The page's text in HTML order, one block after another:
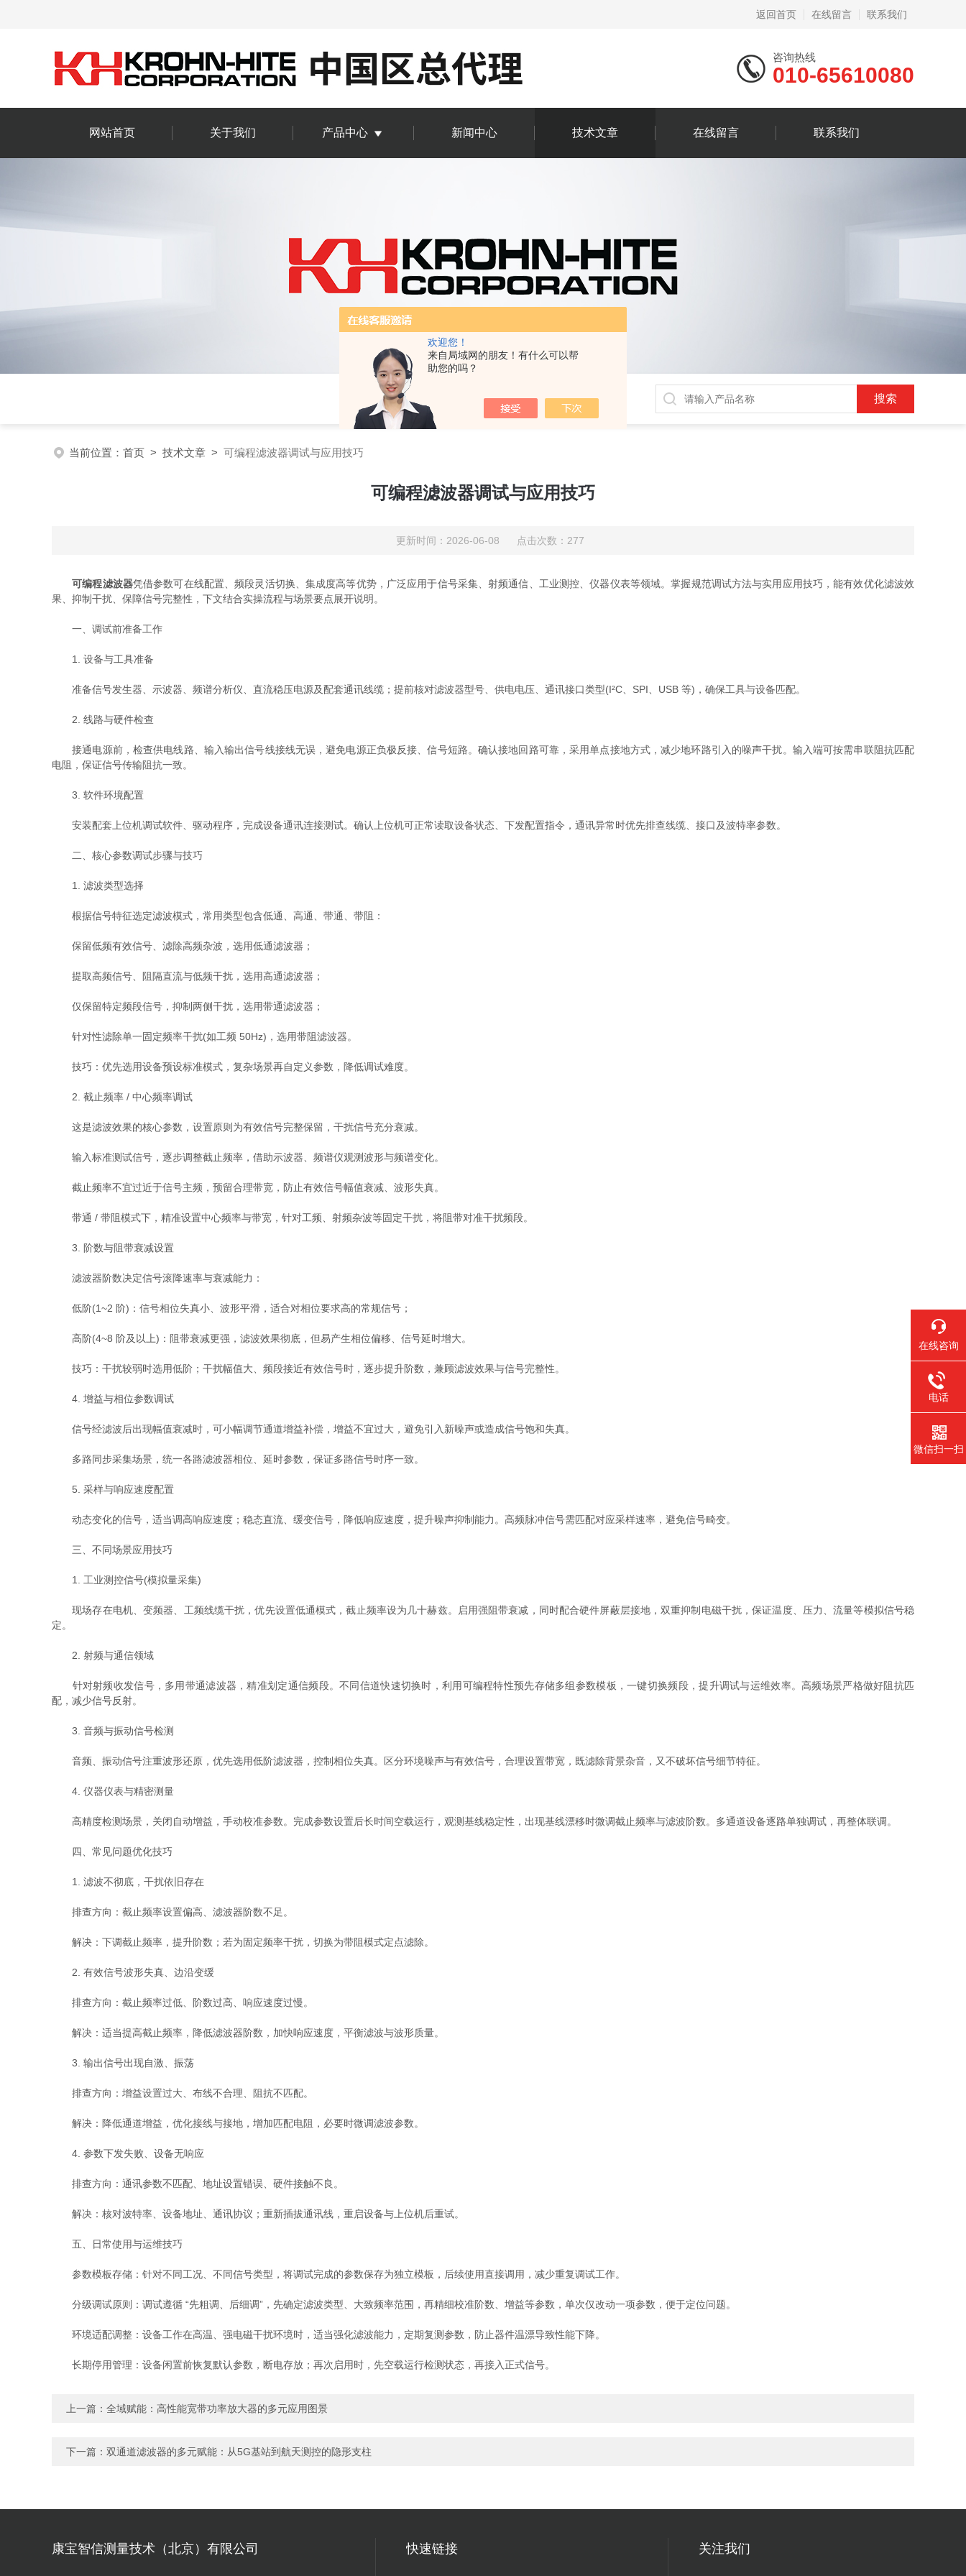
欢迎您！
来自局域网的朋友！有什么可以帮
助您的吗？
返回首页 在线留言 联系我们
咨询热线
010-65610080
网站首页 关于我们 产品中心 新闻中心 技术文章 在线留言 联系我们
当前位置： 首页 > 技术文章 > 可编程滤波器调试与应用技巧
可编程滤波器调试与应用技巧
更新时间：2026-06-08 点击次数：277
可编程滤波器凭借参数可在线配置、频段灵活切换、集成度高等优势，广泛应用于信号采集、射频通信、工业测控、仪器仪表等领域。掌握规范调试方法与实用应用技巧，能有效优化滤波效
果、抑制干扰、保障信号完整性，下文结合实操流程与场景要点展开说明。
一、调试前准备工作
1. 设备与工具准备
准备信号发生器、示波器、频谱分析仪、直流稳压电源及配套通讯线缆；提前核对滤波器型号、供电电压、通讯接口类型(I²C、SPI、USB 等)，确保工具与设备匹配。
2. 线路与硬件检查
接通电源前，检查供电线路、输入输出信号线接线无误，避免电源正负极反接、信号短路。确认接地回路可靠，采用单点接地方式，减少地环路引入的噪声干扰。输入端可按需串联阻抗匹配
电阻，保证信号传输阻抗一致。
3. 软件环境配置
安装配套上位机调试软件、驱动程序，完成设备通讯连接测试。确认上位机可正常读取设备状态、下发配置指令，通讯异常时优先排查线缆、接口及波特率参数。
二、核心参数调试步骤与技巧
1. 滤波类型选择
根据信号特征选定滤波模式，常用类型包含低通、高通、带通、带阻：
保留低频有效信号、滤除高频杂波，选用低通滤波器；
提取高频信号、阻隔直流与低频干扰，选用高通滤波器；
仅保留特定频段信号，抑制两侧干扰，选用带通滤波器；
针对性滤除单一固定频率干扰(如工频 50Hz)，选用带阻滤波器。
技巧：优先选用设备预设标准模式，复杂场景再自定义参数，降低调试难度。
2. 截止频率 / 中心频率调试
这是滤波效果的核心参数，设置原则为有效信号完整保留，干扰信号充分衰减。
输入标准测试信号，逐步调整截止频率，借助示波器、频谱仪观测波形与频谱变化。
截止频率不宜过近于信号主频，预留合理带宽，防止有效信号幅值衰减、波形失真。
带通 / 带阻模式下，精准设置中心频率与带宽，针对工频、射频杂波等固定干扰，将阻带对准干扰频段。
3. 阶数与阻带衰减设置
滤波器阶数决定信号滚降速率与衰减能力：
低阶(1~2 阶)：信号相位失真小、波形平滑，适合对相位要求高的常规信号；
高阶(4~8 阶及以上)：阻带衰减更强，滤波效果彻底，但易产生相位偏移、信号延时增大。
技巧：干扰较弱时选用低阶；干扰幅值大、频段接近有效信号时，逐步提升阶数，兼顾滤波效果与信号完整性。
4. 增益与相位参数调试
信号经滤波后出现幅值衰减时，可小幅调节通道增益补偿，增益不宜过大，避免引入新噪声或造成信号饱和失真。
多路同步采集场景，统一各路滤波器相位、延时参数，保证多路信号时序一致。
5. 采样与响应速度配置
动态变化的信号，适当调高响应速度；稳态直流、缓变信号，降低响应速度，提升噪声抑制能力。高频脉冲信号需匹配对应采样速率，避免信号畸变。
三、不同场景应用技巧
1. 工业测控信号(模拟量采集)
现场存在电机、变频器、工频线缆干扰，优先设置低通模式，截止频率设为几十赫兹。启用强阻带衰减，同时配合硬件屏蔽层接地，双重抑制电磁干扰，保证温度、压力、流量等模拟信号稳
定。
2. 射频与通信领域
针对射频收发信号，多用带通滤波器，精准划定通信频段。不同信道快速切换时，利用可编程特性预先存储多组参数模板，一键切换频段，提升调试与运维效率。高频场景严格做好阻抗匹
配，减少信号反射。
3. 音频与振动信号检测
音频、振动信号注重波形还原，优先选用低阶滤波器，控制相位失真。区分环境噪声与有效信号，合理设置带宽，既滤除背景杂音，又不破坏信号细节特征。
4. 仪器仪表与精密测量
高精度检测场景，关闭自动增益，手动校准参数。完成参数设置后长时间空载运行，观测基线稳定性，出现基线漂移时微调截止频率与滤波阶数。多通道设备逐路单独调试，再整体联调。
四、常见问题优化技巧
1. 滤波不彻底，干扰依旧存在
排查方向：截止频率设置偏高、滤波器阶数不足。
解决：下调截止频率，提升阶数；若为固定频率干扰，切换为带阻模式定点滤除。
2. 有效信号波形失真、边沿变缓
排查方向：截止频率过低、阶数过高、响应速度过慢。
解决：适当提高截止频率，降低滤波器阶数，加快响应速度，平衡滤波与波形质量。
3. 输出信号出现自激、振荡
排查方向：增益设置过大、布线不合理、阻抗不匹配。
解决：降低通道增益，优化接线与接地，增加匹配电阻，必要时微调滤波参数。
4. 参数下发失败、设备无响应
排查方向：通讯参数不匹配、地址设置错误、硬件接触不良。
解决：核对波特率、设备地址、通讯协议；重新插拔通讯线，重启设备与上位机后重试。
五、日常使用与运维技巧
参数模板存储：针对不同工况、不同信号类型，将调试完成的参数保存为独立模板，后续使用直接调用，减少重复调试工作。
分级调试原则：调试遵循 “先粗调、后细调”，先确定滤波类型、大致频率范围，再精细校准阶数、增益等参数，单次仅改动一项参数，便于定位问题。
环境适配调整：设备工作在高温、强电磁干扰环境时，适当强化滤波能力，定期复测参数，防止器件温漂导致性能下降。
长期停用管理：设备闲置前恢复默认参数，断电存放；再次启用时，先空载运行检测状态，再接入正式信号。
上一篇： 全域赋能：高性能宽带功率放大器的多元应用图景
下一篇： 双通道滤波器的多元赋能：从5G基站到航天测控的隐形支柱
康宝智信测量技术（北京）有限公司 快速链接 关注我们
在线咨询
电话
微信扫一扫